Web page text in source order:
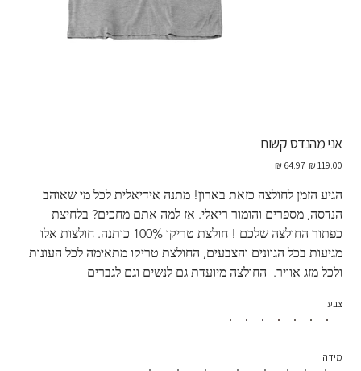
אני מהנדס קשוח
מחיר
מחיר
‏64.97 ‏₪
הגיע הזמן לחולצה כזאת בארון! מתנה אידיאלית לכל מי שאוהב
הנדסה, מספרים והומור ריאלי. אז למה אתם מחכים? בלחיצת
כפתור החולצה שלכם ! חולצת טריקו 100% כותנה. חולצות אלו
מגיעות בכל הגוונים והצבעים, החולצת טריקו מתאימה לכל העונות
ולכל מזג אוויר.  החולצה מיועדת גם לנשים וגם לגברים
צבע
מידה